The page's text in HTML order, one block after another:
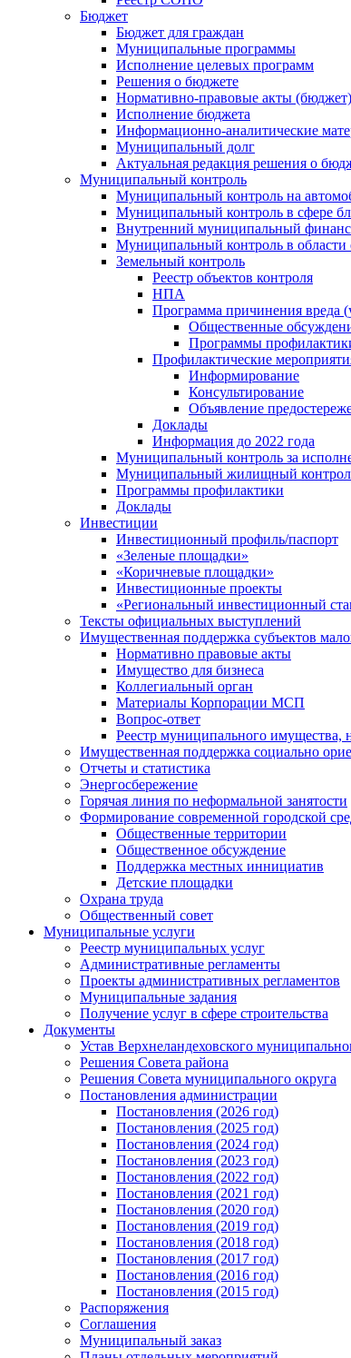
Бюджет
Бюджет для граждан
Муниципальные программы
Исполнение целевых программ
Решения о бюджете
Нормативно-правовые акты (бюджет)
Исполнение бюджета
Информационно-аналитические
Муниципальный долг
Актуальная редакция решения о
Муниципальный контроль
Муниципальный контроль на
Муниципальный контроль в сфере
Внутренний муниципальный
Муниципальный контроль в
Земельный контроль
Реестр объектов контроля
НПА
Программа причинения вреда
Общественные
Программы
Профилактические
Информирование
Консультирование
Объявление
Доклады
Информация до 2022 года
Муниципальный контроль за
Муниципальный жилищный
Программы профилактики
Доклады
Инвестиции
Инвестиционный профиль/паспорт
«Зеленые площадки»
«Коричневые площадки»
Инвестиционные проекты
«Региональный инвестиционный
Тексты официальных выступлений
Имущественная поддержка субъектов
Нормативно правовые акты
Имущество для бизнеса
Коллегиальный орган
Материалы Корпорации МСП
Вопрос-ответ
Реестр муниципального имущества,
Имущественная поддержка социально
Отчеты и статистика
Энергосбережение
Горячая линия по неформальной занятости
Формирование современной городской
Общественные территории
Общественное обсуждение
Поддержка местных иннициатив
Детские площадки
Охрана труда
Общественный совет
Муниципальные услуги
Реестр муниципальных услуг
Административные регламенты
Проекты административных регламентов
Муниципальные задания
Получение услуг в сфере строительства
Документы
Устав Верхнеландеховского
Решения Совета района
Решения Совета муниципального округа
Постановления администрации
Постановления (2026 год)
Постановления (2025 год)
Постановления (2024 год)
Постановления (2023 год)
Постановления (2022 год)
Постановления (2021 год)
Постановления (2020 год)
Постановления (2019 год)
Постановления (2018 год)
Постановления (2017 год)
Постановления (2016 год)
Постановления (2015 год)
Распоряжения
Соглашения
Муниципальный заказ